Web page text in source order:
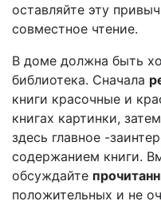
оставляйте эту
совместное чтение.
В доме должна быть
библиотека. Сначала
книги красочные и
книгах картинки,
здесь главное -
содержанием книги.
обсуждайте
положительных и не